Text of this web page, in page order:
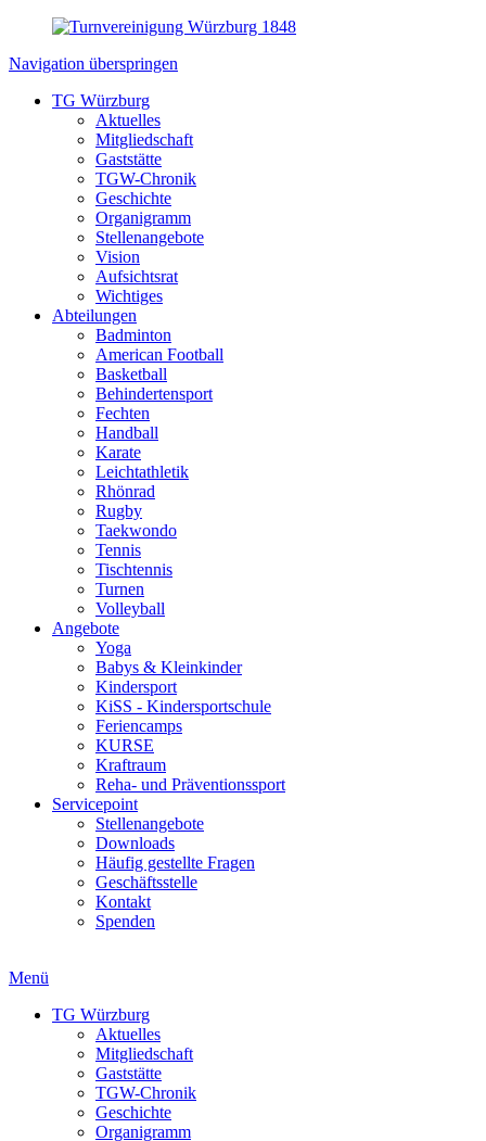
Navigation überspringen
TG Würzburg
Aktuelles
Mitgliedschaft
Gaststätte
TGW-Chronik
Geschichte
Organigramm
Stellenangebote
Vision
Aufsichtsrat
Wichtiges
Abteilungen
Badminton
American Football
Basketball
Behindertensport
Fechten
Handball
Karate
Leichtathletik
Rhönrad
Rugby
Taekwondo
Tennis
Tischtennis
Turnen
Volleyball
Angebote
Yoga
Babys & Kleinkinder
Kindersport
KiSS - Kindersportschule
Feriencamps
KURSE
Kraftraum
Reha- und Präventionssport
Servicepoint
Stellenangebote
Downloads
Häufig gestellte Fragen
Geschäftsstelle
Kontakt
Spenden
Menü
TG Würzburg
Aktuelles
Mitgliedschaft
Gaststätte
TGW-Chronik
Geschichte
Organigramm